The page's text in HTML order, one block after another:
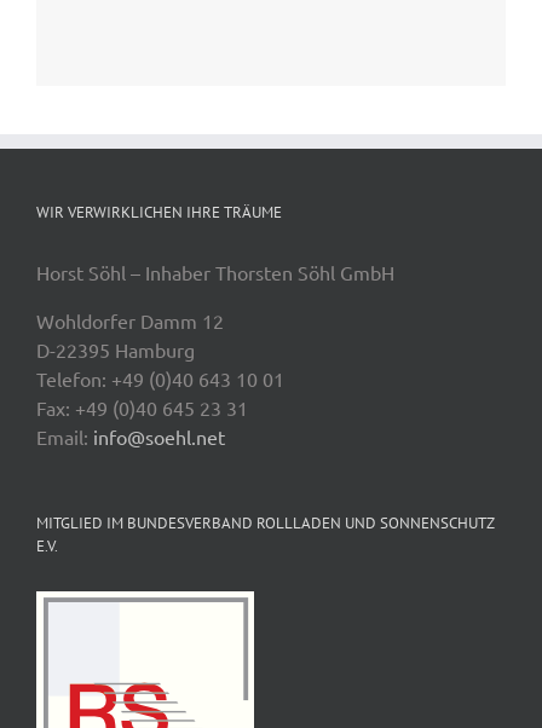
WIR VERWIRKLICHEN IHRE TRÄUME
Horst Söhl – Inhaber Thorsten Söhl GmbH
Wohldorfer Damm 12
D-22395 Hamburg
Telefon: +49 (0)40 643 10 01
Fax: +49 (0)40 645 23 31
Email: info@soehl.net
MITGLIED IM BUNDESVERBAND ROLLLADEN UND SONNENSCHUTZ
E.V.